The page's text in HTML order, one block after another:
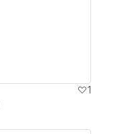
1